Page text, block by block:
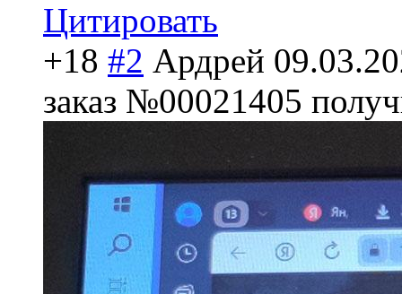
Цитировать
+18 #2 Ардрей
заказ №00021405